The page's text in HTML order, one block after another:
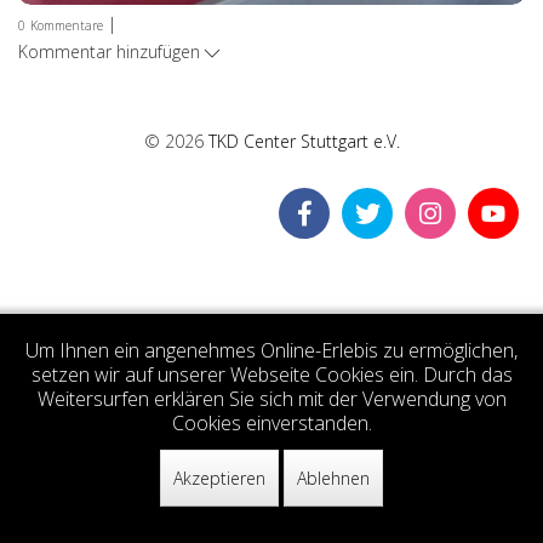
0 Kommentare |
Kommentar hinzufügen
© 2026TKD Center Stuttgart e.V.
Um Ihnen ein angenehmes Online-Erlebis zu ermöglichen,
setzen wir auf unserer Webseite Cookies ein. Durch das
Weitersurfen erklären Sie sich mit der Verwendung von
Cookies einverstanden.
Akzeptieren Ablehnen